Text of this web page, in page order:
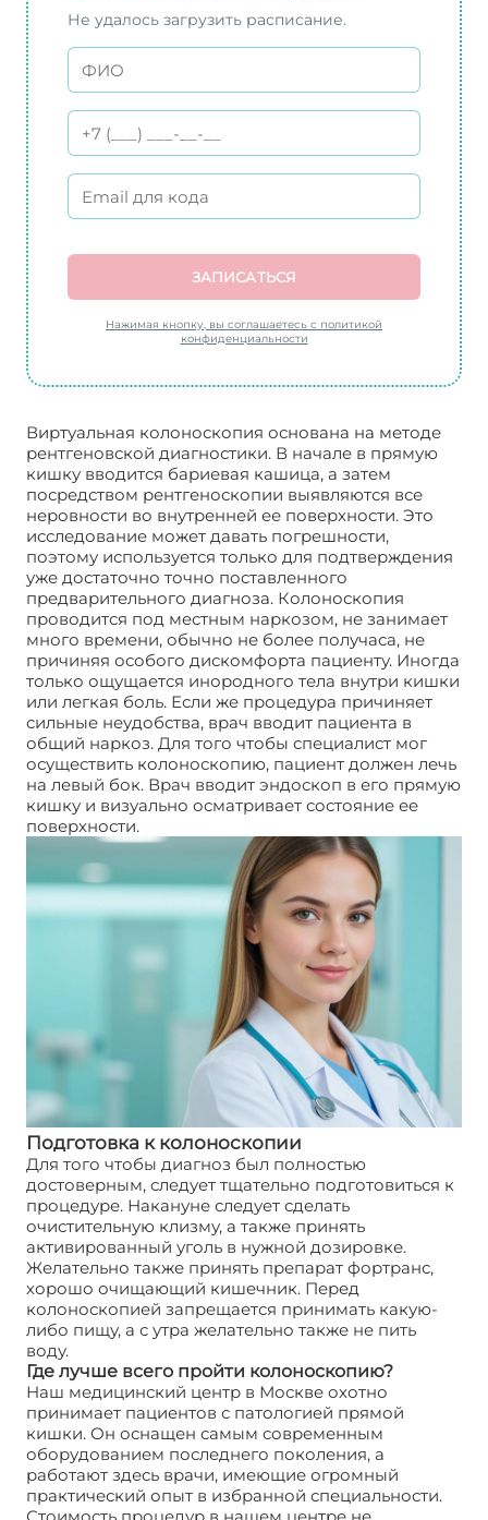
Не удалось загрузить расписание.
ЗАПИСАТЬСЯ
Нажимая кнопку, вы соглашаетесь с политикой
конфиденциальности
Виртуальная колоноскопия основана на методе
рентгеновской диагностики. В начале в прямую
кишку вводится бариевая кашица, а затем
посредством рентгеноскопии выявляются все
неровности во внутренней ее поверхности. Это
исследование может давать погрешности,
поэтому используется только для подтверждения
уже достаточно точно поставленного
предварительного диагноза. Колоноскопия
проводится под местным наркозом, не занимает
много времени, обычно не более получаса, не
причиняя особого дискомфорта пациенту. Иногда
только ощущается инородного тела внутри кишки
или легкая боль. Если же процедура причиняет
сильные неудобства, врач вводит пациента в
общий наркоз. Для того чтобы специалист мог
осуществить колоноскопию, пациент должен лечь
на левый бок. Врач вводит эндоскоп в его прямую
кишку и визуально осматривает состояние ее
поверхности.
Подготовка к колоноскопии
Для того чтобы диагноз был полностью
достоверным, следует тщательно подготовиться к
процедуре. Накануне следует сделать
очистительную клизму, а также принять
активированный уголь в нужной дозировке.
Желательно также принять препарат фортранс,
хорошо очищающий кишечник. Перед
колоноскопией запрещается принимать какую-
либо пищу, а с утра желательно также не пить
воду.
Где лучше всего пройти колоноскопию?
Наш медицинский центр в Москве охотно
принимает пациентов с патологией прямой
кишки. Он оснащен самым современным
оборудованием последнего поколения, а
работают здесь врачи, имеющие огромный
практический опыт в избранной специальности.